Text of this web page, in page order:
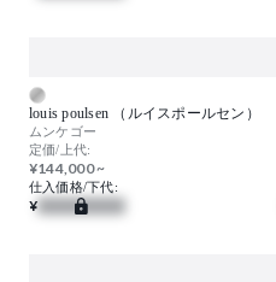
louis poulsen （ルイスポールセン）
ムンケゴー
定価/上代:
¥144,000 ~
仕入価格/下代:
¥